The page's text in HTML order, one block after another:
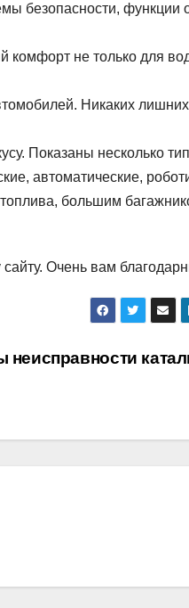
безопасности, функции
не только для
Никаких лишних
Показаны несколько
автоматические,
большим
Очень вам
неисправности